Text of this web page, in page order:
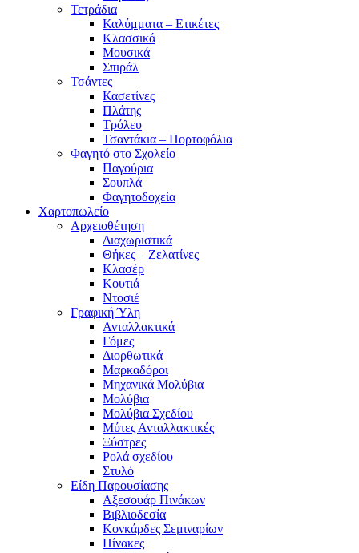
Τετράδια
Καλύμματα – Ετικέτες
Κλασσικά
Μουσικά
Σπιράλ
Τσάντες
Κασετίνες
Πλάτης
Τρόλευ
Τσαντάκια – Πορτοφόλια
Φαγητό στο Σχολείο
Παγούρια
Σουπλά
Φαγητοδοχεία
Χαρτοπωλείο
Αρχειοθέτηση
Διαχωριστικά
Θήκες – Ζελατίνες
Κλασέρ
Κουτιά
Ντοσιέ
Γραφική Ύλη
Ανταλλακτικά
Γόμες
Διορθωτικά
Μαρκαδόροι
Μηχανικά Μολύβια
Μολύβια
Μολύβια Σχεδίου
Μύτες Ανταλλακτικές
Ξύστρες
Ρολά σχεδίου
Στυλό
Είδη Παρουσίασης
Αξεσουάρ Πινάκων
Βιβλιοδεσία
Κονκάρδες Σεμιναρίων
Πίνακες